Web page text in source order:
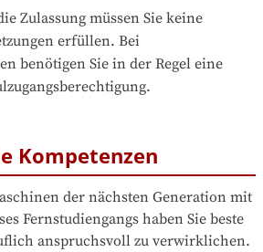
Zulassung müssen Sie keine
erfüllen. Bei
benötigen Sie in der Regel eine
Kompetenzen
der nächsten Generation mit
Fernstudiengangs haben Sie beste
anspruchsvoll zu verwirklichen.